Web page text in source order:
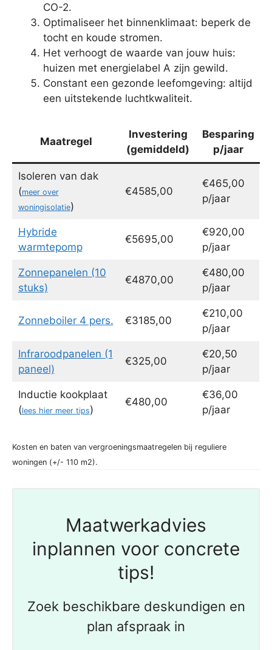
CO-2.
Optimaliseer het binnenklimaat: beperk de
tocht en koude stromen.
Het verhoogt de waarde van jouw huis:
huizen met energielabel A zijn gewild.
Constant een gezonde leefomgeving: altijd
een uitstekende luchtkwaliteit.
Maatregel
Investering
(gemiddeld)
Besparing
p/jaar
Isoleren van dak
(meer over
woningisolatie)
€4585,00
€465,00
p/jaar
Hybride
warmtepomp
€5695,00
€920,00
p/jaar
Zonnepanelen (10
stuks)
€4870,00
€480,00
p/jaar
Zonneboiler 4 pers. €3185,00
€210,00
p/jaar
Infraroodpanelen (1
paneel)
€325,00
€20,50
p/jaar
Inductie kookplaat
(lees hier meer tips)
€480,00
€36,00
p/jaar
Kosten en baten van vergroeningsmaatregelen bij reguliere
woningen (+/- 110 m2).
Maatwerkadvies
inplannen voor concrete
tips!
Zoek beschikbare deskundigen en
plan afspraak in